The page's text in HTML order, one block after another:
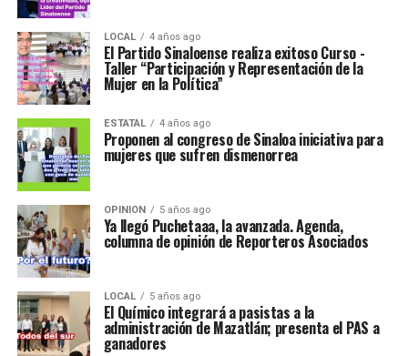
LOCAL 4 años ago
El Partido Sinaloense realiza exitoso Curso -
Taller “Participación y Representación de la
Mujer en la Política”
ESTATAL 4 años ago
Proponen al congreso de Sinaloa iniciativa para
mujeres que sufren dismenorrea
OPINION 5 años ago
Ya llegó Puchetaaa, la avanzada. Agenda,
columna de opinión de Reporteros Asociados
LOCAL 5 años ago
El Químico integrará a pasistas a la
administración de Mazatlán; presenta el PAS a
ganadores